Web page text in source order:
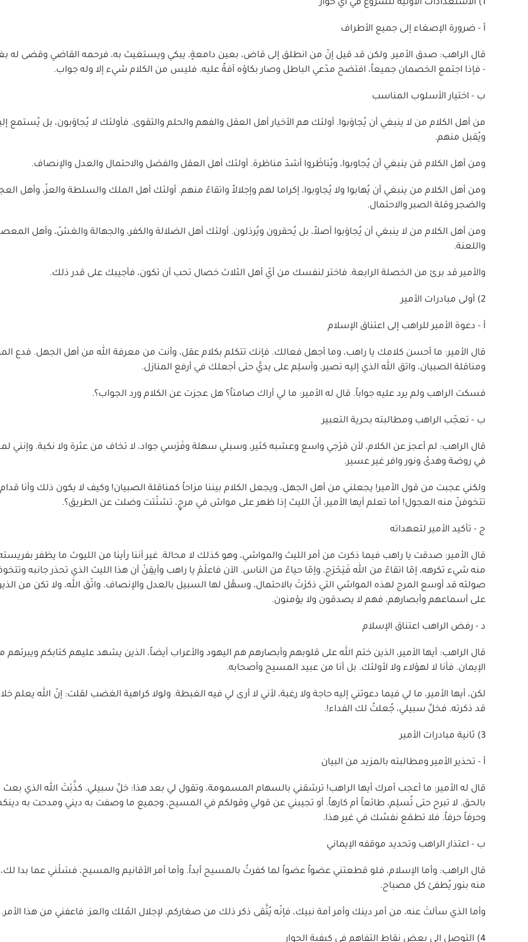
1) الاستعدادات الأولية للشروع في أيّ حوار
أ - ضرورة الإصغاء إلى جميع الأطراف
قال الراهب: صدق الأمير. ولكن قد قيل إنّ من انطلق إلى قاض، بعين دامعةٍ، يبكي ويستغيث به، فرحمه القاضي وقضى له
- فإذا اجتمع الخصمان جميعاً، افتضح مدّعي الباطل وصار بكاؤه آفةً عليه. فليس من الكلام شيء إلا وله جواب.
ب - اختيار الأسلوب المناسب
من أهل الكلام من لا ينبغي أن يُجاوَبوا. أولئك هم الأخيار أهل العقل والفهم والحلم والتقوى. فأولئك لا يُجاوَبون، بل يُستمع
ويُقبل منهم.
ومن أهل الكلام مَن ينبغي أن يُجاوبوا، ويُناظَروا أشدّ مناظرة. أولئك أهل العقل والفضل والاحتمال والعدل والإنصاف.
ومن أهل الكلام من ينبغي أن يُهابوا ولا يُجاوبوا، إكراما لهم وإجلالاً واتقاءً منهم. أولئك أهل الملك والسلطة والعزّ، وأهل
والضجر وقلة الصبر والاحتمال.
ومن أهل الكلام من لا ينبغي أن يُجاوَبوا أصلاً، بل يُحقرون ويُرذلون. أولئك أهل الضلالة والكفر، والجهالة والغشّ، وأهل
واللعنة.
والأمير قد برئ من الخصلة الرابعة. فاختر لنفسك من أيّ أهل الثلاث خصال تحب أن تكون، فأجيبك على قدر ذلك.
2) أولى مبادرات الأمير
أ - دعوة الأمير للراهب إلى اعتناق الإسلام
قال الأمير: ما أحسن كلامك يا راهب، وما أجهل فعالك. فإنك تتكلم بكلام عقل، وأنت من معرفة الله من أهل الجهل. فدع
ومناقلة الصبيان، واتق الله الذي إليه تصير، وأسلِم على يديَّ حتى أجعلك في أرفع المنازل.
فسكت الراهب ولم يرد عليه جواباً. قال له الأمير: ما لي أراك صامتاً؟ هل عجزت عن الكلام ورد الجواب؟.
ب - تعجّب الراهب ومطالبته بحرية التعبير
قال الراهب: لم أعجز عن الكلام، لأن مَرْجي واسع وعشبه كثير، وسبلي سهلة وفَرَسي جواد، لا تخاف من عثرة ولا نكبة. وإنني
في روضة وهدىً ونور وافر غير عسير.
ولكني عجبت من قول الأمير! يجعلني من أهل الجهل، ويجعل الكلام بيننا مزاحاً كمناقلة الصبيان! وكيف لا يكون ذلك وأنا
تتخوفنّ منه العجول! أما تعلم أيها الأمير، أنّ الليث إذا ظهر على مواش في مرجٍ، تشتّتت وضلت عن الطريق؟.
ج - تأكيد الأمير لتعهداته
قال الأمير: صدقت يا راهب فيما ذكرت من أمر الليث والمواشي، وهو كذلك لا محالة. غير أننا رأينا من الليوث ما يظفر بفريسته
منه شيء تكرهه، إمّا اتقاءً من الله فَيَحْرَج، وإمّا حياءً من الناس. الآن فاعلَمْ يا راهب وأيقِنْ أن هذا الليث الذي تحذر جانبه
صولته قد أوسع المرج لهذه المواشي التي ذكرْتَ بالاحتمال، وسهَّل لها السبيل بالعدل والإنصاف. واتّق الله، ولا تكن من
على أسماعهم وأبصارهم، فهم لا يصدقون ولا يؤمنون.
د - رفض الراهب اعتناق الإسلام
قال الراهب: أيها الأمير، الذين ختم الله على قلوبهم وأبصارهم هم اليهود والأعراب أيضاً، الذين يشهد عليهم كتابكم ويبرئهم
الإيمان. فأنا لا لهؤلاء ولا لأولئك. بل أنا من عبيد المسيح وأصحابه.
لكن، أيها الأمير، ما لي فيما دعوتني إليه حاجة ولا رغبة، لأني لا أرى لي فيه الغبطة. ولولا كراهية الغضب لقلت: إنّ الله يعلم
قد ذكرته. فخلِّ سبيلي، جُعلتُ لك الفداء!.
3) ثانية مبادرات الأمير
أ - تحذير الأمير ومطالبته بالمزيد من البيان
قال له الأمير: ما أعجب أمرك أيها الراهب! ترشقني بالسهام المسمومة، وتقول لي بعد هذا: خلِّ سبيلي. كذَّبْتَ الله الذي
بالحق. لا تبرح حتى تُسلِم، طائعاً أم كارهاً. أو تجيبني عن قولي وقولكم في المسيح، وجميع ما وصفت به ديني ومدحت به دينكم،
وحرفاً حرفاً. فلا تطمَع نفسُك في غير هذا.
ب - اعتذار الراهب وتحديد موقفه الإيماني
قال الراهب: وأما الإسلام، فلو قطعتني عضواً عضواً لما كفرتُ بالمسيح أبداً. وأما أمر الأقانيم والمسيح، فسَلْني عما بدا
منه بنور يُطفئ كل مصباح.
وأما الذي سألتَ عنه، من أمر دينك وأمر أمة نبيك، فإنّه يُتَّقى ذكر ذلك من صغاركم، لإجلال المُلك والعز. فاعفني من هذا الأمر.
4) التوصل الى بعض نقاط التفاهم في كيفية الحوار